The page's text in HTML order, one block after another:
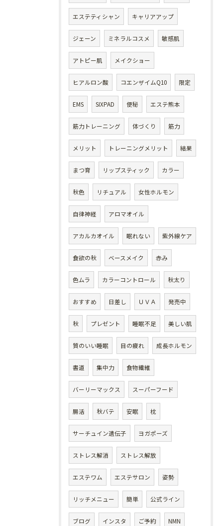
エステティシャン キャリアアップ
ジェーン ミネラルコスメ 敏感肌
アトピー肌 メイクショー
ヒアルロン酸 コエンザイムQ10 限定
EMS SIXPAD 便秘 エステ熊本
筋力トレーニング 体づくり 筋力
メリット トレーニングメリット 結果
まつ育 リップスティック カラー
秋色 リチュアル 女性ホルモン
自律神経 アロマオイル
アカルカオイル 眠れない 紫外線ケア
食欲の秋 ベースメイク 赤み
色ムラ カラーコントロール 秋太り
おすすめ 日差し ＵＶＡ 発売中
秋 プレゼント 睡眠不足 美しい肌
質のいい睡眠 目の疲れ 成長ホルモン
書道 集中力 食物繊維
バーリーマックス スーパーフード
腸活 秋バテ 安眠 枕
サーチュイン遺伝子 ヨガポーズ
ストレス解消 ストレス解放
エステワム エステサロン 姿勢
リッチメニュー 簡単 公式ライン
ブログ インスタ ご予約 NMN